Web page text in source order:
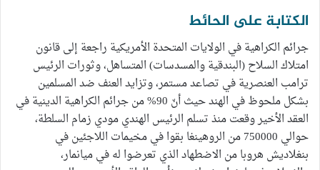
الكتابة على الحائط
جرائم الكراهية في الولايات المتحدة الأمريكية راجعة إلى قانون
امتلاك السلاح (البندقية والمسدسات) المتساهل، وثورات الرئيس
ترامب العنصرية في تصاعد مستمر، وتزايد العنف ضد المسلمين
بشكل ملحوظ في الهند حيث أنّ 90% من جرائم الكراهية الدينية في
العقد الأخير وقعت منذ تسلم الرئيس الهندي مودي زمام السلطة،
حوالي 750000 من الروهينغا بقوا في مخيمات اللاجئين في
بنغلاديش هروبا من الاضطهاد الذي تعرضوا له في ميانمار،